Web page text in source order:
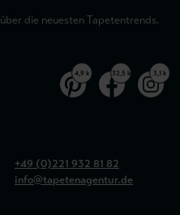
die neuesten Tapetentrends.
4,9 k 32,5 k 3,1 k
+49 (0)221 932 81 82
info@tapetenagentur.de